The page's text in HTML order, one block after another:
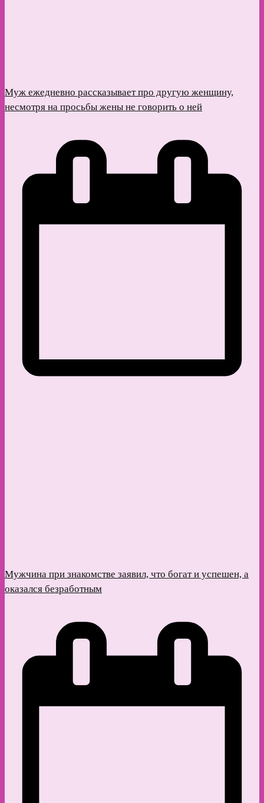
Муж ежедневно рассказывает про другую женщину,
несмотря на просьбы жены не говорить о ней
Мужчина при знакомстве заявил, что богат и успешен, а
оказался безработным